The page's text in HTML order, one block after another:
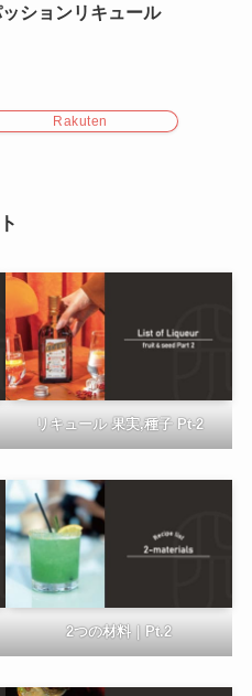
ションリキュール
Rakuten
リキュール 果実,種子 Pt-2
2つの材料｜Pt.2